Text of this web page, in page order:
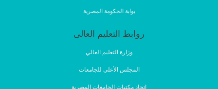
بوابة الحكومة المصرية
روابط التعليم العالى
وزارة التعليم العالي
المجلس الأعلي للجامعات
اتحاد مكتبات الجامعات المصرية